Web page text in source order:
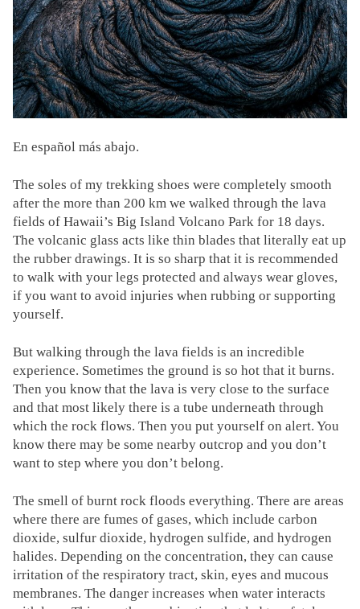
En español más abajo.
The soles of my trekking shoes were completely smooth
after the more than 200 km we walked through the lava
fields of Hawaii’s Big Island Volcano Park for 18 days.
The volcanic glass acts like thin blades that literally eat up
the rubber drawings. It is so sharp that it is recommended
to walk with your legs protected and always wear gloves,
if you want to avoid injuries when rubbing or supporting
yourself.
But walking through the lava fields is an incredible
experience. Sometimes the ground is so hot that it burns.
Then you know that the lava is very close to the surface
and that most likely there is a tube underneath through
which the rock flows. Then you put yourself on alert. You
know there may be some nearby outcrop and you don’t
want to step where you don’t belong.
The smell of burnt rock floods everything. There are areas
where there are fumes of gases, which include carbon
dioxide, sulfur dioxide, hydrogen sulfide, and hydrogen
halides. Depending on the concentration, they can cause
irritation of the respiratory tract, skin, eyes and mucous
membranes. The danger increases when water interacts